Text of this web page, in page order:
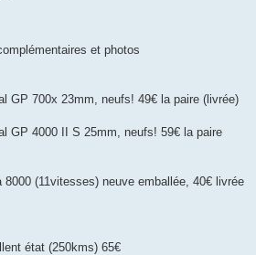
et photos
GP 700x 23mm, neufs! 49€ la paire (livrée)
GP 4000 II S 25mm, neufs! 59€ la paire
(11vitesses) neuve emballée, 40€ livrée
état (250kms) 65€